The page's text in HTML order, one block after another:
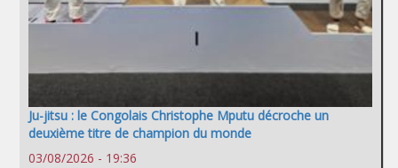
Ju-jitsu : le Congolais Christophe Mputu décroche un
deuxième titre de champion du monde
03/08/2026 - 19:36